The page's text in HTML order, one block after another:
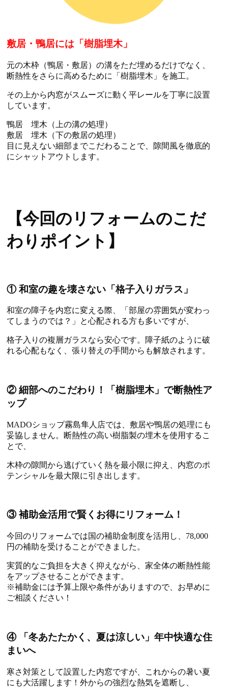
敷居・鴨居には「樹脂埋木」
元の木枠（鴨居・敷居）の溝をただ埋めるだけでなく、
断熱性をさらに高めるために「樹脂埋木」を施工。
その上から内窓がスムーズに動く平レールを丁寧に設置
しています。
鴨居 埋木（上の溝の処理）
敷居 埋木（下の敷居の処理）
目に見えない細部までこだわることで、隙間風を徹底的
にシャットアウトします。
【今回のリフォームのこだ
わりポイント】
① 和室の趣を壊さない「格子入りガラス」
和室の障子を内窓に変える際、「部屋の雰囲気が変わっ
てしまうのでは？」と心配される方も多いですが、
格子入りの複層ガラスなら安心です。障子紙のように破
れる心配もなく、張り替えの手間からも解放されます。
② 細部へのこだわり！「樹脂埋木」で断熱性ア
ップ
MADOショップ霧島隼人店では、敷居や鴨居の処理にも
妥協しません。断熱性の高い樹脂製の埋木を使用するこ
とで、
木枠の隙間から逃げていく熱を最小限に抑え、内窓のポ
テンシャルを最大限に引き出します。
③ 補助金活用で賢くお得にリフォーム！
今回のリフォームでは国の補助金制度を活用し、78,000
円の補助を受けることができました。
実質的なご負担を大きく抑えながら、家全体の断熱性能
をアップさせることができます。
※補助金には予算上限や条件がありますので、お早めに
ご相談ください！
④ 「冬あたたかく、夏は涼しい」年中快適な住
まいへ
寒さ対策として設置した内窓ですが、これからの暑い夏
にも大活躍します！外からの強烈な熱気を遮断し、